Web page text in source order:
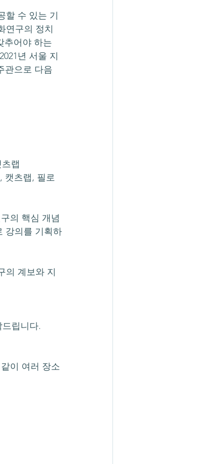
할 수 있는 기
연구의 정치
추어야 하는
년 서울 지
관으로 다음
랩
캣츠랩, 필로
의 핵심 개념
강의를 기획하
의 계보와 지
립니다.
이 여러 장소